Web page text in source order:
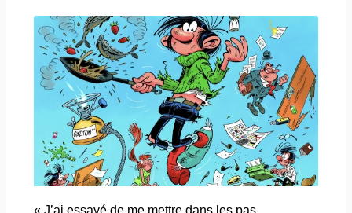
« J’ai essayé de me mettre dans les pas